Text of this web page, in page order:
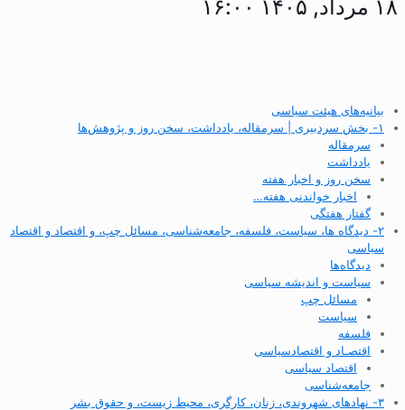
۱۸ مرداد, ۱۴۰۵ ۱۶:۰۰
بیانیه‌های هیئت سیاسی
۱- بخش سردبیری | سرمقاله، یادداشت، سخن روز و پژوهش‌ها
سرمقاله
یادداشت
سخن روز و اخبار هفته
اخبار خواندنی هفته…
گفتار هفتگی
۲- دیدگاه ها، سیاست، فلسفه، جامعه‌شناسی، مسائل چپ، و اقتصاد و اقتصاد
سیاسی
دیدگاه‌ها
سیاست و اندیشه سیاسی
مسائل چپ
سیاست
فلسفه
اقتصـاد و اقتصاد‌سیاسی
اقتصاد سیاسی
جامعه‌شناسی
۳- نهادهای شهروندی، زنان، کارگری، محیط زیست، و حقوق بشر